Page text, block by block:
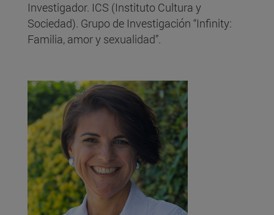
Investigador. ICS (Instituto Cultura y
Sociedad). Grupo de Investigación “Infinity:
Familia, amor y sexualidad”.